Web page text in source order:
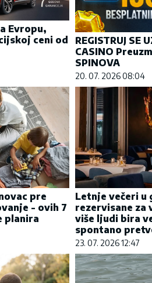
Evropu,
ceni od
REGISTRUJ SE
CASINO
SPINOVA
20. 07. 2026 08:04
pre
- ovih 7
planira
Letnje večeri u
rezervisane za
više ljudi bira
spontano
23. 07. 2026 12:47